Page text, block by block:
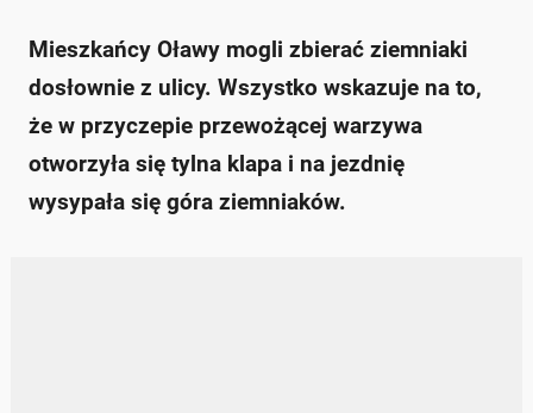
Mieszkańcy Oławy mogli zbierać ziemniaki
dosłownie z ulicy. Wszystko wskazuje na to,
że w przyczepie przewożącej warzywa
otworzyła się tylna klapa i na jezdnię
wysypała się góra ziemniaków.